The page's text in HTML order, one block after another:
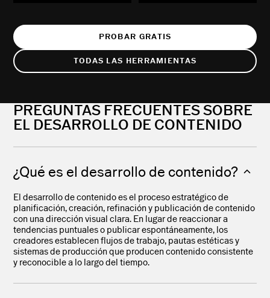
PROBAR GRATIS
TODAS LAS HERRAMIENTAS
PREGUNTAS FRECUENTES SOBRE
EL DESARROLLO DE CONTENIDO
¿Qué es el desarrollo de contenido?
El desarrollo de contenido es el proceso estratégico de
planificación, creación, refinación y publicación de contenido
con una dirección visual clara. En lugar de reaccionar a
tendencias puntuales o publicar espontáneamente, los
creadores establecen flujos de trabajo, pautas estéticas y
sistemas de producción que producen contenido consistente
y reconocible a lo largo del tiempo.